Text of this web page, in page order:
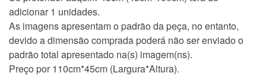
adicionar 1 unidades.
As imagens apresentam o padrão da peça, no entanto,
devido a dimensão comprada poderá não ser enviado o
padrão total apresentado na(s) imagem(ns).
Preço por 110cm*45cm (Largura*Altura).